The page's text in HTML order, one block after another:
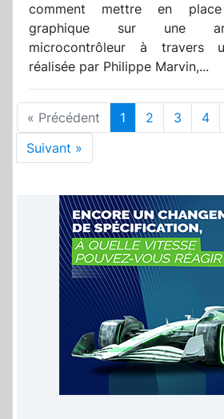
comment mettre en
graphique sur une
microcontrôleur à travers
réalisée par Philippe Marvin,...
« Précédent 1 2 3 4
Suivant »